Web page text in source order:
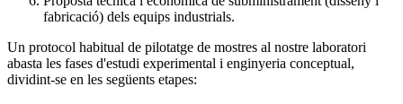
fabricació) dels equips industrials.
Un protocol habitual de pilotatge de mostres al nostre laboratori
abasta les fases d'estudi experimental i enginyeria conceptual,
dividint-se en les següents etapes: